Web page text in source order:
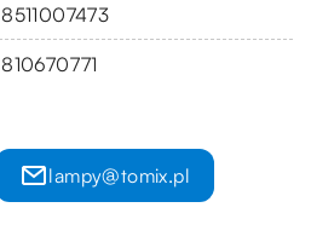
8511007473
810670771
lampy@tomix.pl